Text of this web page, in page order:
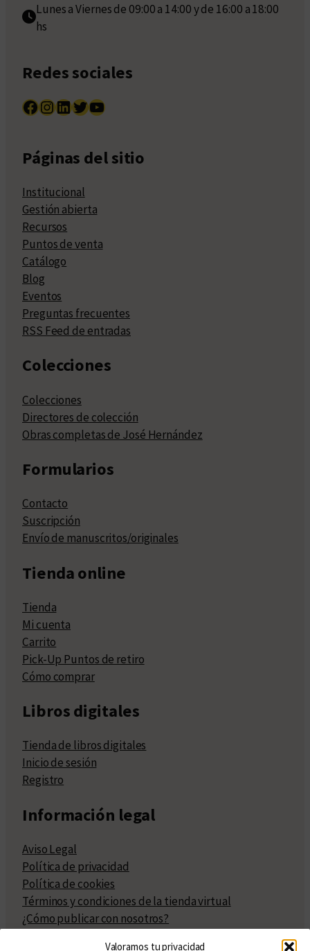
Valoramos tu privacidad
Lunes a Viernes de 09:00 a 14:00 y de 16:00 a 18:00
hs
Redes sociales
Facebook InstagramLinkedIn Twitter YouTube
Páginas del sitio
Institucional
Gestión abierta
Recursos
Puntos de venta
Catálogo
Blog
Eventos
Preguntas frecuentes
RSS Feed de entradas
Colecciones
Colecciones
Directores de colección
Obras completas de José Hernández
Formularios
Contacto
Suscripción
Envío de manuscritos/originales
Tienda online
Tienda
Mi cuenta
Carrito
Pick-Up Puntos de retiro
Cómo comprar
Libros digitales
Tienda de libros digitales
Inicio de sesión
Registro
Información legal
Aviso Legal
Política de privacidad
Política de cookies
Términos y condiciones de la tienda virtual
¿Cómo publicar con nosotros?